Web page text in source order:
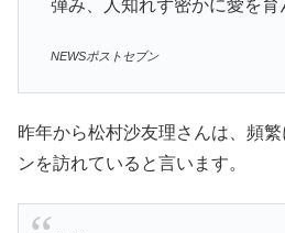
弾み、人知れず密かに愛を育
NEWSポストセブン
昨年から松村沙友理さんは、頻
ンを訪れていると言います。